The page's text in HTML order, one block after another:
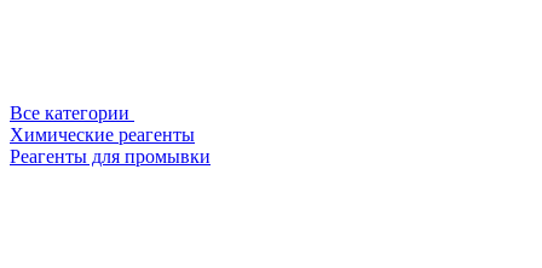
Все категории
Химические реагенты
Реагенты для промывки